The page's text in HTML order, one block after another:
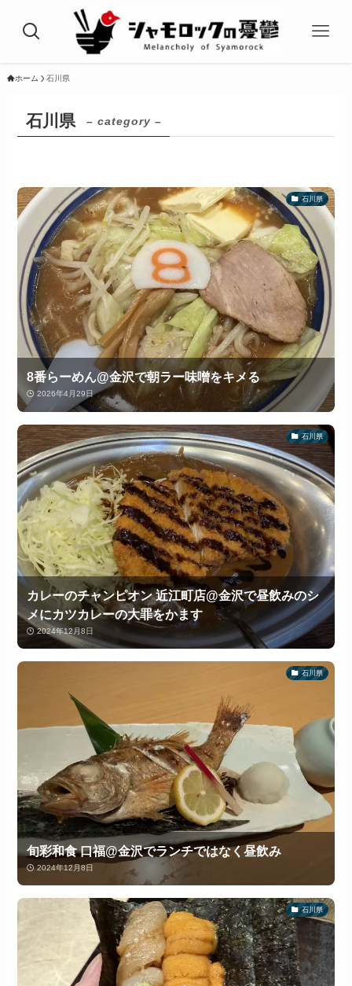
ホーム 石川県
石川県 – category –
石川県
8番らーめん@金沢で朝ラー味噌をキメる
2026年4月29日
石川県
カレーのチャンピオン 近江町店@金沢で昼飲みのシ
メにカツカレーの大罪をかます
2024年12月8日
石川県
旬彩和食 口福@金沢でランチではなく昼飲み
2024年12月8日
石川県